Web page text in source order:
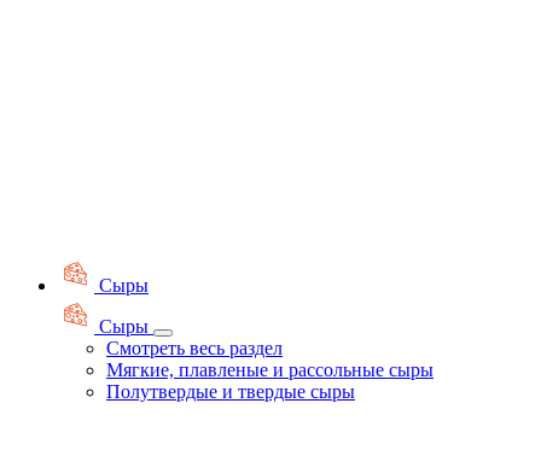
Сыры
Сыры
Смотреть весь раздел
Мягкие, плавленые и рассольные сыры
Полутвердые и твердые сыры